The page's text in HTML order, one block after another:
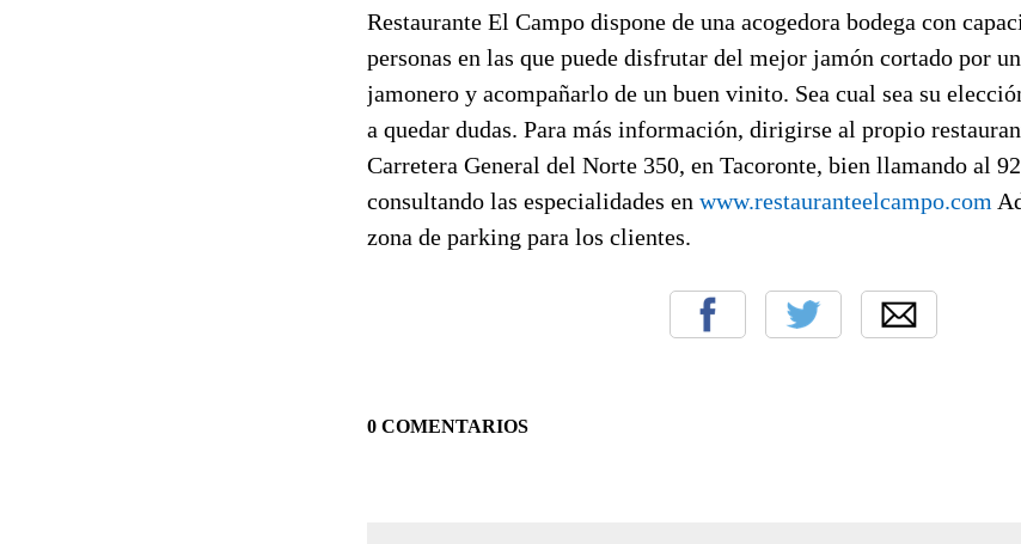
Restaurante El Campo dispone de una acogedora bodega con
personas en las que puede disfrutar del mejor jamón cortado por
jamonero y acompañarlo de un buen vinito. Sea cual sea su
a quedar dudas. Para más información, dirigirse al propio
Carretera General del Norte 350, en Tacoronte, bien llamando al
consultando las especialidades en www.restauranteelcampo.com
zona de parking para los clientes.
0 COMENTARIOS